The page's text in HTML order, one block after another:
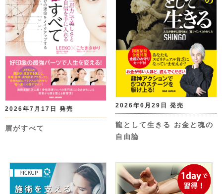
2026年7月17日 発売
眉がすべて
2026年6月29日 発売
龍として生きる お金と魂の
自由論